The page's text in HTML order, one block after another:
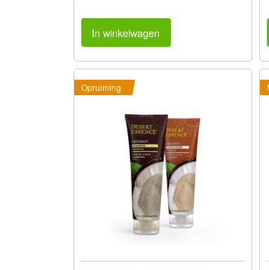
In winkelwagen
Opruiming